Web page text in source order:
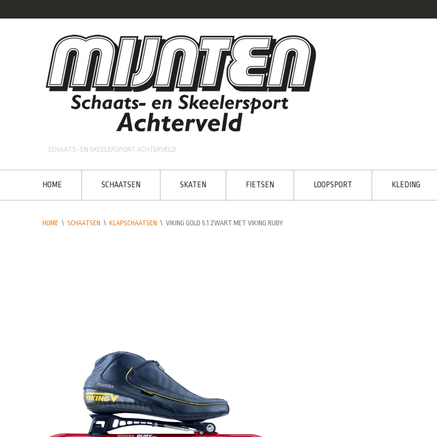
SCHAATS- EN SKEELERSPORT ACHTERVELD
HOME SCHAATSEN SKATEN FIETSEN LOOPSPORT KLEDING
HOME \ SCHAATSEN \ KLAPSCHAATSEN \ VIKING GOLD 5.1 ZWART MET VIKING RUBY